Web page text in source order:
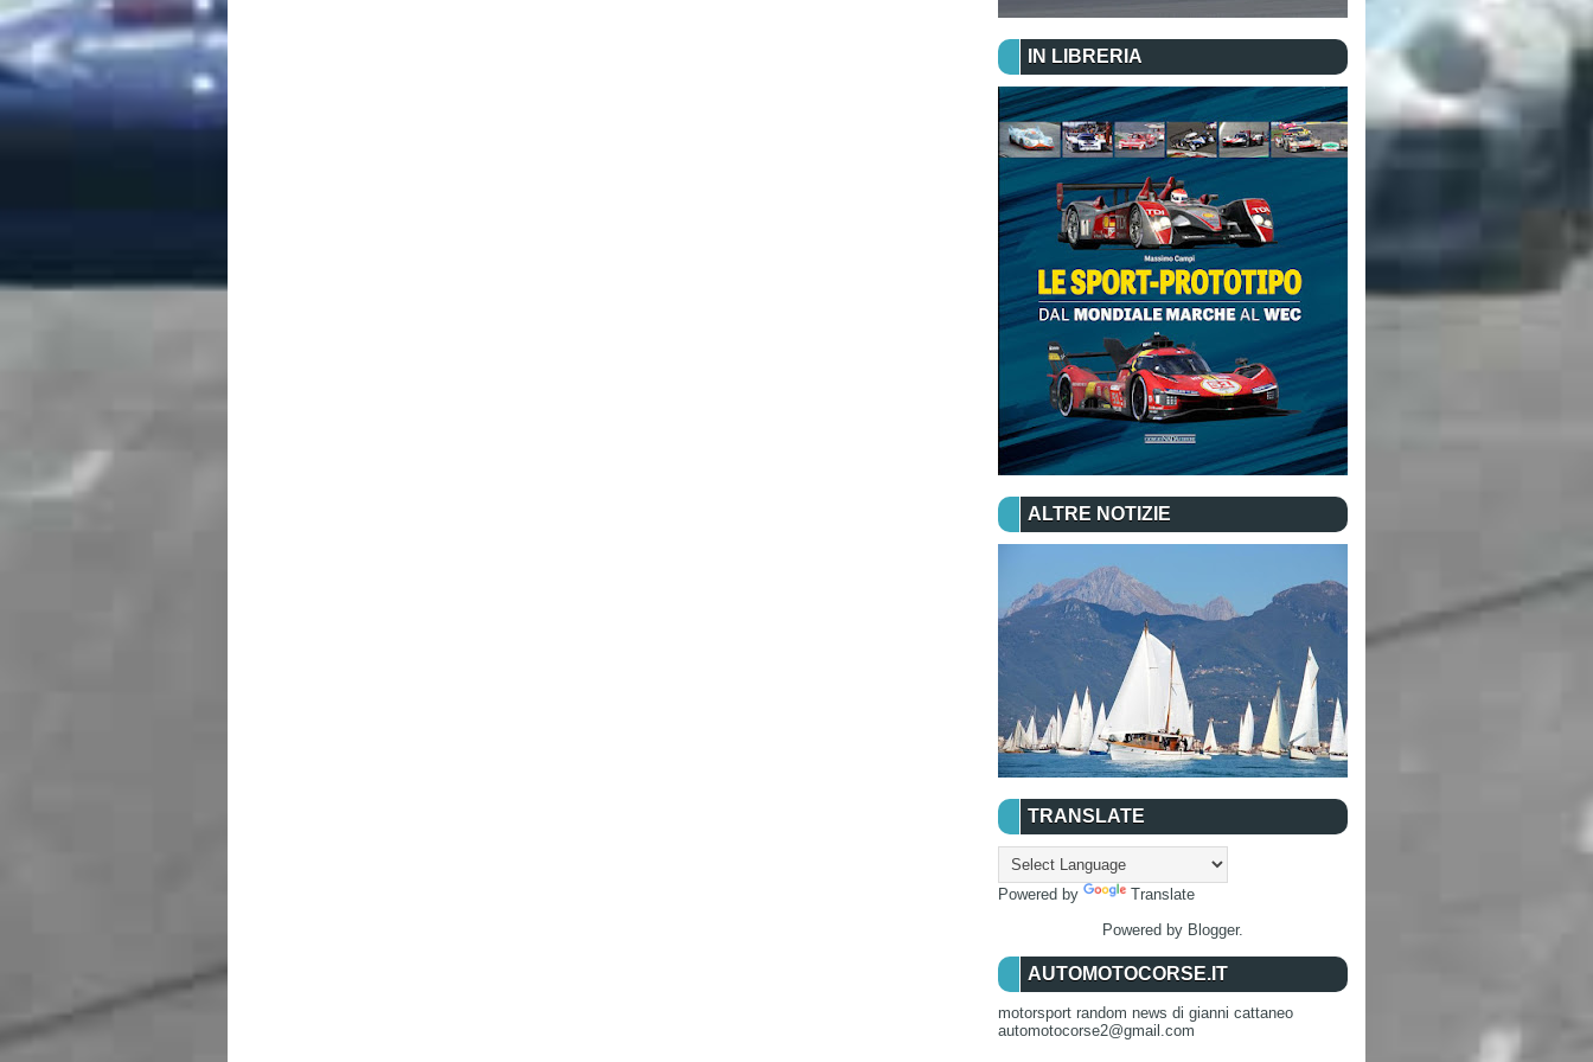
IN LIBRERIA
ALTRE NOTIZIE
TRANSLATE
Powered by
Translate
Powered by Blogger.
AUTOMOTOCORSE.IT
motorsport random news di gianni cattaneo
automotocorse2@gmail.com